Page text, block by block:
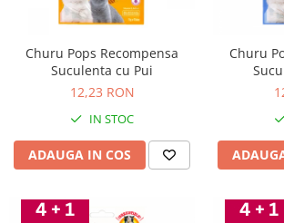
Churu Pops Recompensa
Suculenta cu Pui
12,23 RON
IN STOC
ADAUGA IN COS
Churu